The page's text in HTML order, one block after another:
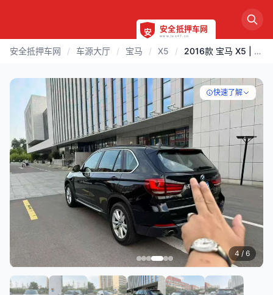
安全抵押车网 / 车源大厅 / 宝马 / X5 / 2016款 宝马 X5 | 济宁
快速了解
4/ 6